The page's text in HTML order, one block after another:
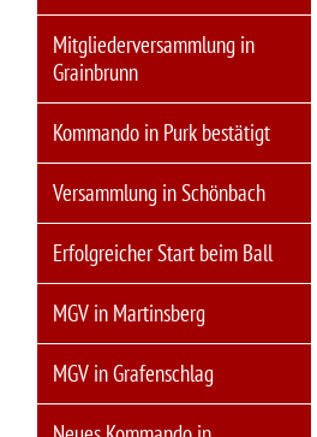
Mitgliederversammlung in
Grainbrunn
Kommando in Purk bestätigt
Versammlung in Schönbach
Erfolgreicher Start beim Ball
MGV in Martinsberg
MGV in Grafenschlag